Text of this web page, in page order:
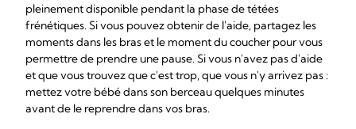
pleinement disponible pendant la phase de tétées
frénétiques. Si vous pouvez obtenir de l'aide, partagez les
moments dans les bras et le moment du coucher pour vous
permettre de prendre une pause. Si vous n'avez pas d'aide
et que vous trouvez que c'est trop, que vous n'y arrivez pas :
mettez votre bébé dans son berceau quelques minutes
avant de le reprendre dans vos bras.